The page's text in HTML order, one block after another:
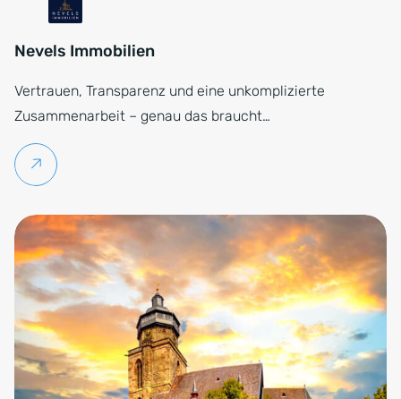
Nevels Immobilien
Vertrauen, Transparenz und eine unkomplizierte
Zusammenarbeit – genau das braucht…
Weiterlesen